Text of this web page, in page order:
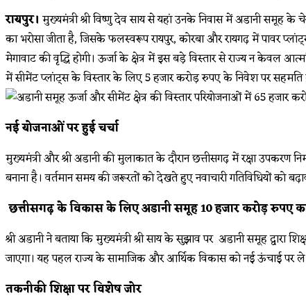
रायपुर। मुख्यमंत्री श्री विष्णु देव साय से यहां उनके निवास में अडानी समूह के
का भरोसा जीता है, जिसके फलस्वरूप रायपुर, कोरबा और रायगढ़ में पावर
मेगावाट की वृद्धि होगी। ऊर्जा के क्षेत्र में इस बड़े विस्तार से राज्य न केवल
में सीमेंट प्लांट्स के विस्तार के लिए 5 हजार करोड़ रुपए के निवेश पर
नई योजनाओं पर हुई चर्चा
मुख्यमंत्री और श्री अडानी की मुलाकात के दौरान छत्तीसगढ़ में रक्षा उपकरण
बनाना है। वर्तमान समय की जरूरतों को देखते हुए नवाचारी गतिविधियों को
छत्तीसगढ़ के विकास के लिए अडानी समूह 10 हजार करोड़ रुपए
श्री अडानी ने बताया कि मुख्यमंत्री श्री साय के सुझाव पर अडानी समूह
जाएगा। यह पहल राज्य के सामाजिक और आर्थिक विकास को नई ऊंचाई पर ले
तकनीकी शिक्षा पर विशेष जोर